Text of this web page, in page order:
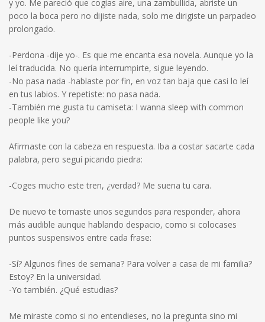
y yo. Me pareció que cogías aire, una zambullida, abriste un
poco la boca pero no dijiste nada, solo me dirigiste un parpadeo
prolongado.
-Perdona -dije yo-. Es que me encanta esa novela. Aunque yo la
leí traducida. No quería interrumpirte, sigue leyendo.
-No pasa nada -hablaste por fin, en voz tan baja que casi lo leí
en tus labios. Y repetiste: no pasa nada.
-También me gusta tu camiseta: I wanna sleep with common
people like you?
Afirmaste con la cabeza en respuesta. Iba a costar sacarte cada
palabra, pero seguí picando piedra:
-Coges mucho este tren, ¿verdad? Me suena tu cara.
De nuevo te tomaste unos segundos para responder, ahora
más audible aunque hablando despacio, como si colocases
puntos suspensivos entre cada frase:
-Sí? Algunos fines de semana? Para volver a casa de mi familia?
Estoy? En la universidad.
-Yo también. ¿Qué estudias?
Me miraste como si no entendieses, no la pregunta sino mi